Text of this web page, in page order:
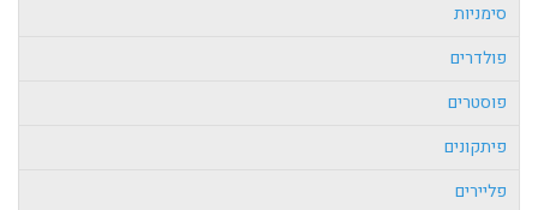
סימניות
פולדרים
פוסטרים
פיתקונים
פליירים